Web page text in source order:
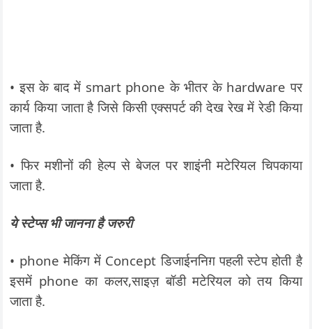
• इस के बाद में smart phone के भीतर के hardware पर
कार्य किया जाता है जिसे किसी एक्सपर्ट की देख रेख में रेडी किया
जाता है.
• फिर मशीनों की हेल्प से बेजल पर शाइंनी मटेरियल चिपकाया
जाता है.
येस्टेप्स भी जानना है जरुरी
• phone मेकिंग में Concept डिजाईननिग़ पहली स्टेप होती है
इसमें phone का कलर,साइज़ बॉडी मटेरियल को तय किया
जाता है.